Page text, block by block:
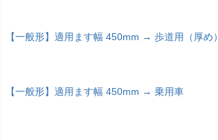
【一般形】適用ます幅 450mm → 歩道用（厚め）
【一般形】適用ます幅 450mm → 乗用車